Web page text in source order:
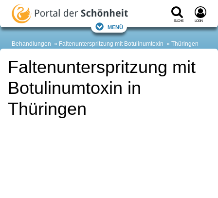
Suche Login
Menü
Behandlungen Faltenunterspritzung mit Botulinumtoxin Thüringen
Faltenunterspritzung mit
Botulinumtoxin in
Thüringen